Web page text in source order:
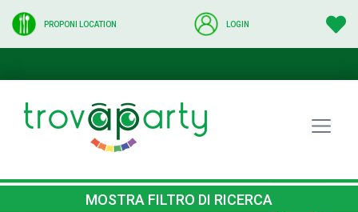
PROPONI LOCATION LOGIN
MOSTRA FILTRO DI RICERCA